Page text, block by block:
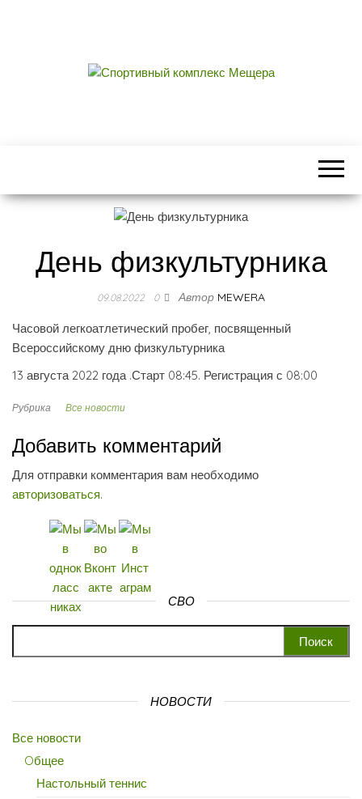
МЕЩЕРА
День физкультурника
09.08.2022 0 Автор MEWERA
Часовой легкоатлетический пробег, посвященный
Всероссийскому дню физкультурника
13 августа 2022 года .Старт 08:45. Регистрация с 08:00
Рубрика Все новости
Добавить комментарий
Для отправки комментария вам необходимо
авторизоваться.
СВО
НОВОСТИ
Все новости
Oбщее
Настольный теннис